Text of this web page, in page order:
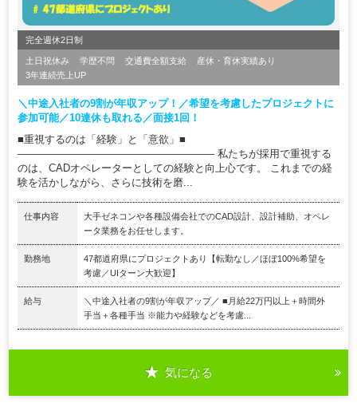
完全週休2日制
土日祝休み 学歴不問 交通費全額支給
産休・育休実績あり
3年連続売上UP
＼中途入社者の9割が年収アップ！／希望を考慮したプロジェクトに
参加可能／10連休も取れる／面接1回！
■重視するのは「経験」と「意欲」■
――――――――――――――――――― 私たちが採用で重視する
のは、CADオペレーターとしての経験と向上心です。 これまでの経
験を活かしながら、さらに技術を磨...
仕事内容
大手ゼネコンや各種設備会社でのCAD設計、設計補助、オペレ
ータ業務をお任せします。
勤務地
47都道府県にプロジェクトあり【転勤なし／ほぼ100%希望を
考慮／UIターン大歓迎】
給与
＼中途入社者の9割が年収アップ／ ■月給22万円以上＋時間外
手当＋各種手当 ※能力や経験などを考慮...
気になる